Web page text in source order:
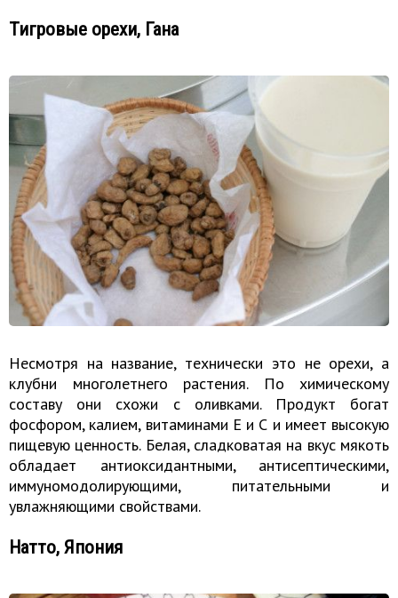
Тигровые орехи, Гана
Несмотря на название, технически это не орехи, а
клубни многолетнего растения. По химическому
составу они схожи с оливками. Продукт богат
фосфором, калием, витаминами Е и С и имеет высокую
пищевую ценность. Белая, сладковатая на вкус мякоть
обладает антиоксидантными, антисептическими,
иммуномодолирующими, питательными и
увлажняющими свойствами.
Натто, Япония